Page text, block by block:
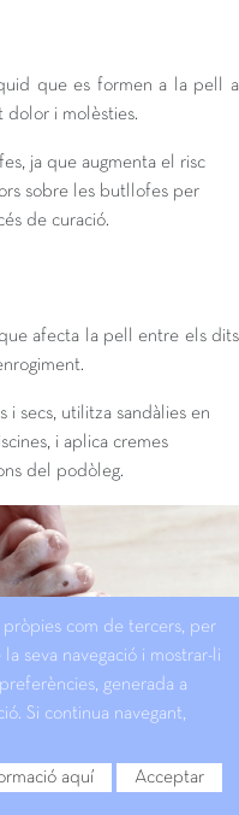
que es formen a la pell a
dolor i molèsties.
ja que augmenta el risc
sobre les butllofes per
de curació.
afecta la pell entre els dits
i secs, utilitza sandàlies en
i aplica cremes
del podòleg.
com de tercers, per
seva navegació i mostrar-li
generada a
Si continua navegant,
aquí Acceptar